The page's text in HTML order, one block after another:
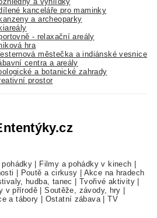
kanceláře pro maminky
a archeoparky
- relaxační areály
hra
městečka a indiánské vesnice
centra a areály
a botanické zahrady
prostor
pohádky Filmy a pohádky v kinech
Poutě a cirkusy
Akce na hradech
hudba, tanec Tvořivé aktivity
v přírodě |Soutěže, závody, hry
a tábory Ostatní zábava |TV